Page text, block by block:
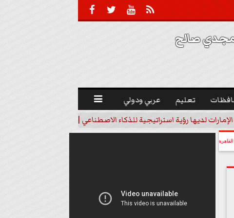
  

صالح
تعليم عربي ودولي 
لديها رؤية استراتيجية للذكاء الاصطناعي | فيديو